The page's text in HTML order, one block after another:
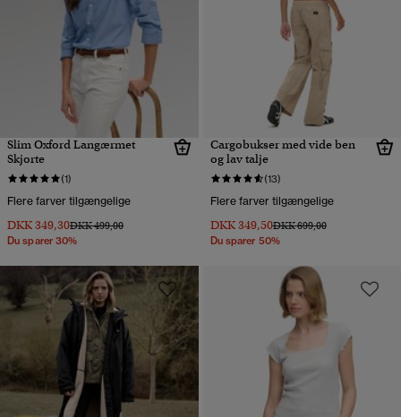
Slim Oxford Langærmet
Skjorte
(1)
Flere farver tilgængelige
DKK 349,30Pris nedsat fra
DKK 499,00til
Du sparer 30%
Cargobukser med vide ben
og lav talje
(13)
Flere farver tilgængelige
DKK 349,50Pris nedsat fra
DKK 699,00til
Du sparer 50%